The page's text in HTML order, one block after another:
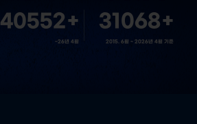
40552+
~26년 4월
31068+
2015. 6월 ~ 2026년 4월 기준